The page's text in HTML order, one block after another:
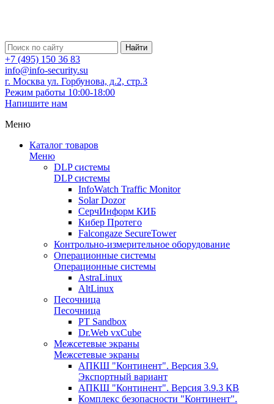
Найти
+7 (495) 150 36 83
info@info-security.su
г. Москва ул. Горбунова, д.2, стр.3
Режим работы 10:00-18:00
Напишите нам
Меню
Каталог товаров
Меню
DLP системы
DLP системы
InfoWatch Traffic Monitor
Solar Dozor
СерчИнформ КИБ
Кибер Протего
Falcongaze SecureTower
Контрольно-измерительное оборудование
Операционные системы
Операционные системы
AstraLinux
AltLinux
Песочница
Песочница
PT Sandbox
Dr.Web vxCube
Межсетевые экраны
Межсетевые экраны
АПКШ "Континент". Версия 3.9.
Экспортный вариант
АПКШ "Континент". Версия 3.9.3 КВ
Комплекс безопасности "Континент".